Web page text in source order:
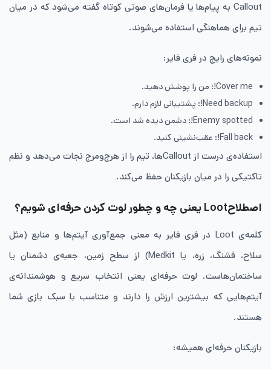
Callout به پیام‌ها یا فرمان‌های صوتی کوتاه گفته می‌شود که در میان
تیم برای هماهنگی استفاده می‌شوند.
نمونه‌های رایج در فری فایر:
Cover me!: من را پوشش دهید.
Need backup!: پشتیبانی لازم دارم.
Enemy spotted!: دشمن دیده شد است.
Fall back!: عقب‌نشینی کنید.
استفاده‌ی درست از Calloutها، تیم را از هرج‌ومرج نجات می‌دهد و نظم
تاکتیکی را در میان بازیکنان حفظ می‌کند.
اصطلاحLoot یعنی چه و چطور لوت کردن حرفه‌ای شویم؟
کلمه‌ی Loot در فری فایر به معنی جمع‌آوری آیتم‌ها و منابع (مثل
سلاح، فشنگ، زره، یا Medkit) از سطح زمین، جعبه‌ی دشمنان یا
ساختمان‌هاست. لوت حرفه‌ای یعنی انتخاب سریع و هوشمندانه‌ی
آیتم‌هایی که بیشترین ارزش را دارند و متناسب با سبک بازی شما
هستند.
بازیکنان حرفه‌ای همیشه: